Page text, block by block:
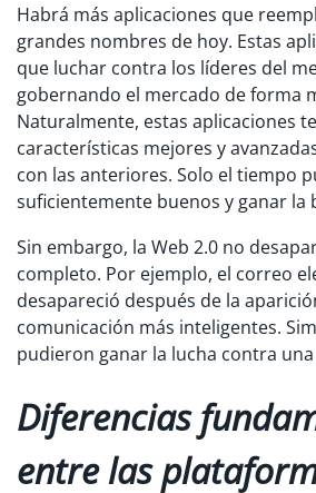
Habrá más aplicaciones que
grandes nombres de hoy. Estas
que luchar contra los líderes del
gobernando el mercado de forma
Naturalmente, estas aplicaciones
características mejores y
con las anteriores. Solo el tiempo
suficientemente buenos y ganar la
Sin embargo, la Web 2.0 no
completo. Por ejemplo, el correo
desapareció después de la
comunicación más inteligentes.
pudieron ganar la lucha contra
Diferencias
entre las